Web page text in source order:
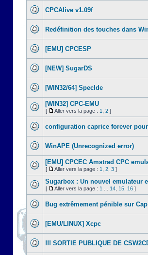
CPCAlive v1.09f
Redéfinition des touches dans
[EMU] CPCESP
[NEW] SugarDS
[WIN32/64] SpecIde
[WIN32] CPC-EMU
[ Aller vers la page : 1 2 ]
configuration caprice forever pour
WinAPE (Unrecognized error)
[EMU] CPCEC Amstrad CPC
[ Aller vers la page : 1 2 3 ]
Sugarbox : Un nouvel emulateur
[ Aller vers la page : 1 14 15 16 ]
Bug extrêmement pénible sur
[EMU/LINUX] Xcpc
!!! SORTIE PUBLIQUE DE